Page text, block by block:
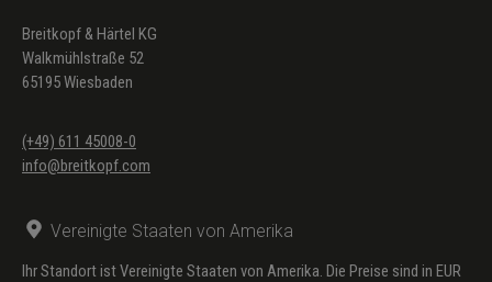
Breitkopf & Härtel KG
Walkmühlstraße 52
65195 Wiesbaden
(+49) 611 45008-0
info@breitkopf.com
Vereinigte Staaten von Amerika
Ihr Standort ist Vereinigte Staaten von Amerika. Die Preise sind in EUR